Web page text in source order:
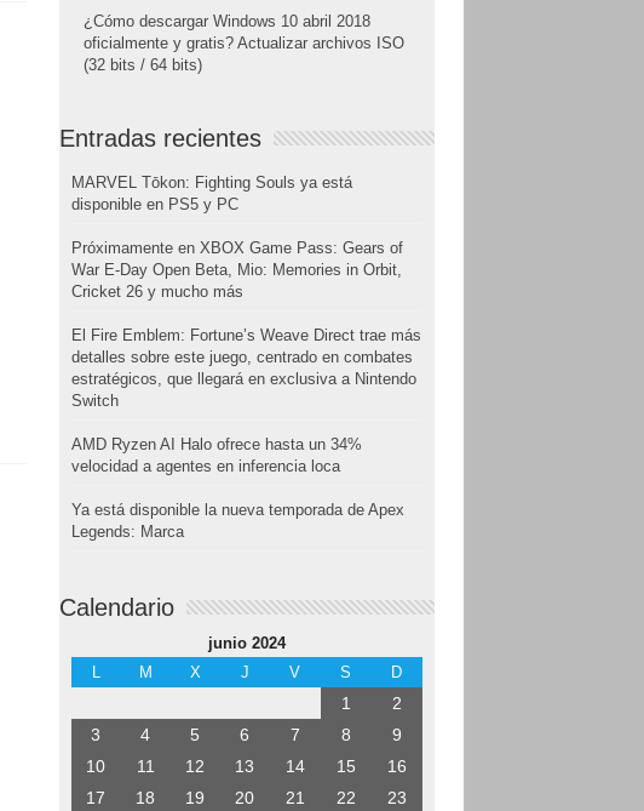
¿Cómo descargar Windows 10 abril 2018
oficialmente y gratis? Actualizar archivos ISO
(32 bits / 64 bits)
Entradas recientes
MARVEL Tōkon: Fighting Souls ya está
disponible en PS5 y PC
Próximamente en XBOX Game Pass: Gears of
War E-Day Open Beta, Mio: Memories in Orbit,
Cricket 26 y mucho más
El Fire Emblem: Fortune’s Weave Direct trae más
detalles sobre este juego, centrado en combates
estratégicos, que llegará en exclusiva a Nintendo
Switch
AMD Ryzen AI Halo ofrece hasta un 34%
velocidad a agentes en inferencia loca
Ya está disponible la nueva temporada de Apex
Legends: Marca
Calendario
junio 2024
L
M X J V S D
1
2
3
4 5 6 7 8
9
10
11 12 13 14 15
16
17
18 19 20 21 22
23